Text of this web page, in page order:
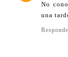
No
una